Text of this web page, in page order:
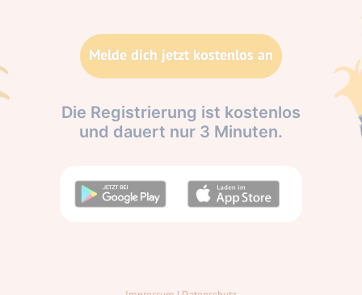
Melde dich jetzt kostenlos an
Die Registrierung ist kostenlos
und dauert nur 3 Minuten.